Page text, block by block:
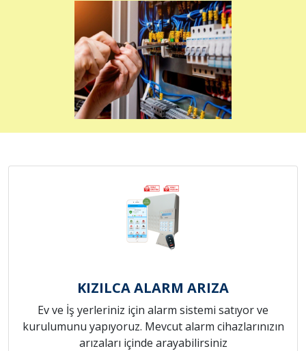
KIZILCA ALARM ARIZA
Ev ve İş yerleriniz için alarm sistemi satıyor ve
kurulumunu yapıyoruz. Mevcut alarm cihazlarınızın
arızaları içinde arayabilirsiniz